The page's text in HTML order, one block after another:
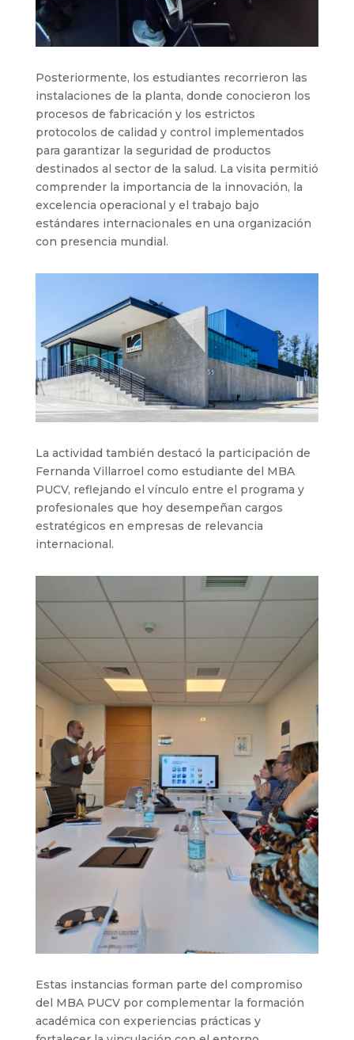
Posteriormente, los estudiantes recorrieron las
instalaciones de la planta, donde conocieron los
procesos de fabricación y los estrictos
protocolos de calidad y control implementados
para garantizar la seguridad de productos
destinados al sector de la salud. La visita permitió
comprender la importancia de la innovación, la
excelencia operacional y el trabajo bajo
estándares internacionales en una organización
con presencia mundial.
La actividad también destacó la participación de
Fernanda Villarroel como estudiante del MBA
PUCV, reflejando el vínculo entre el programa y
profesionales que hoy desempeñan cargos
estratégicos en empresas de relevancia
internacional.
Estas instancias forman parte del compromiso
del MBA PUCV por complementar la formación
académica con experiencias prácticas y